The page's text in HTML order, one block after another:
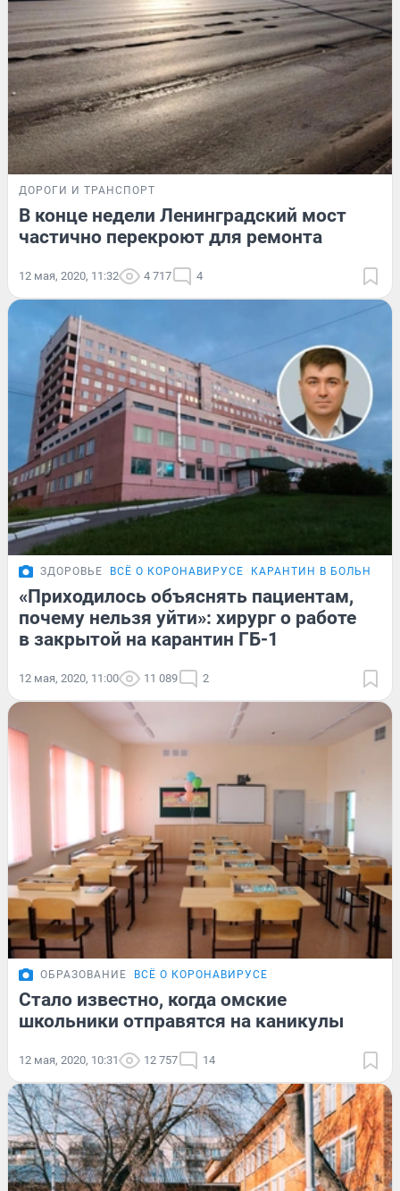
ДОРОГИ И ТРАНСПОРТ
В конце недели Ленинградский мост
частично перекроют для ремонта
12 мая, 2020, 11:32 4 717 4
ЗДОРОВЬЕ ВСЁ О КОРОНАВИРУСЕ КАРАНТИН В
«Приходилось объяснять пациентам,
почему нельзя уйти»: хирург о работе
в закрытой на карантин ГБ-1
12 мая, 2020, 11:00 11 089 2
ОБРАЗОВАНИЕ ВСЁ О КОРОНАВИРУСЕ
Стало известно, когда омские
школьники отправятся на каникулы
12 мая, 2020, 10:31 12 757 14